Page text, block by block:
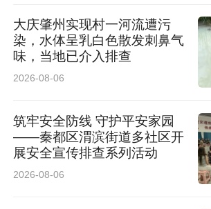
大庆肇州实现村一河流遭污
染，水体呈乳白色散发刺鼻气
味，当地已介入排查
2026-08-06
筑牢安全防线 守护平安家园
——秦都区渭滨街道多社区开
展安全宣传排查系列活动
2026-08-06